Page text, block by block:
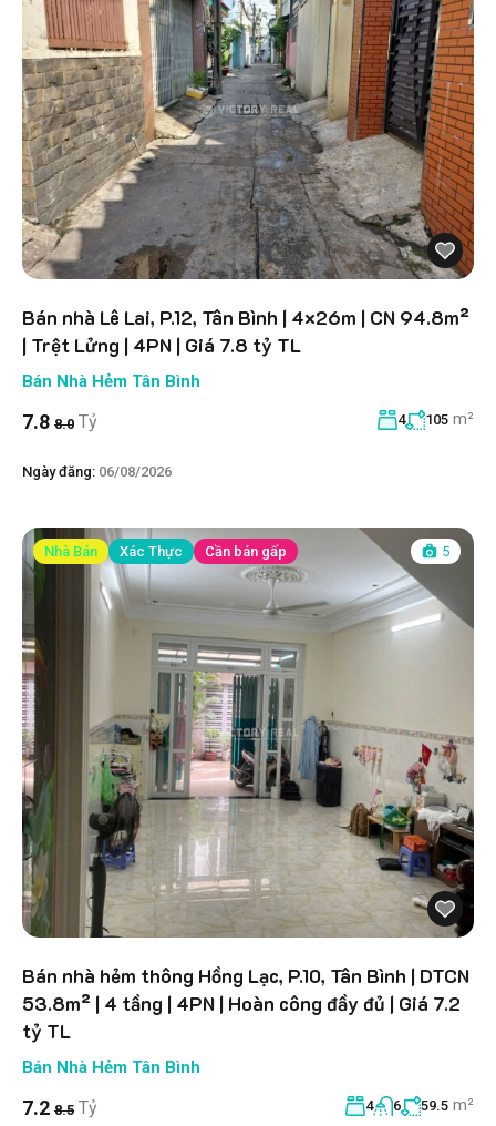
Bán nhà Lê Lai, P.12, Tân Bình | 4×26m | CN 94.8m²
| Trệt Lửng | 4PN | Giá 7.8 tỷ TL
Bán Nhà Hẻm Tân Bình
7.8 8.0 Tỷ 4 105 m²
Ngày đăng: 06/08/2026
Nhà Bán Xác Thực Cần bán gấp 5
Bán nhà hẻm thông Hồng Lạc, P.10, Tân Bình | DTCN
53.8m² | 4 tầng | 4PN | Hoàn công đầy đủ | Giá 7.2
tỷ TL
Bán Nhà Hẻm Tân Bình
7.2 8.5 Tỷ 4 6 59.5 m²